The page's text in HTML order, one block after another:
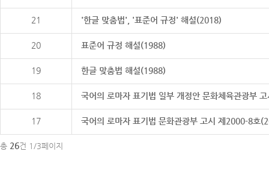
21 '한글 맞춤법', '표준어 규정' 해설(2018)
20 표준어 규정 해설(1988)
19 한글 맞춤법 해설(1988)
18 국어의 로마자 표기법 일부 개정안 문화체육관광부
17 국어의 로마자 표기법 문화관광부 고시 제2000-8호
총 26건 1/3페이지